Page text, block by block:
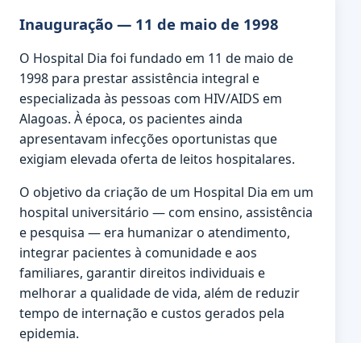
Inauguração — 11 de maio de 1998
O Hospital Dia foi fundado em 11 de maio de
1998 para prestar assistência integral e
especializada às pessoas com HIV/AIDS em
Alagoas. À época, os pacientes ainda
apresentavam infecções oportunistas que
exigiam elevada oferta de leitos hospitalares.
O objetivo da criação de um Hospital Dia em um
hospital universitário — com ensino, assistência
e pesquisa — era humanizar o atendimento,
integrar pacientes à comunidade e aos
familiares, garantir direitos individuais e
melhorar a qualidade de vida, além de reduzir
tempo de internação e custos gerados pela
epidemia.